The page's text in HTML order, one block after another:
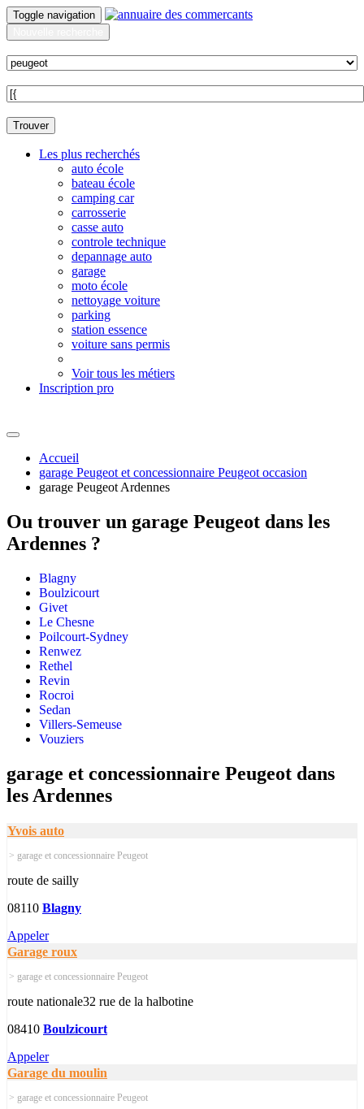
Toggle navigation
Trouver
Les plus recherchés
auto école
bateau école
camping car
carrosserie
casse auto
controle technique
depannage auto
garage
moto école
nettoyage voiture
parking
station essence
voiture sans permis
Voir tous les métiers
Inscription pro
Accueil
garage Peugeot et concessionnaire Peugeot occasion
garage Peugeot Ardennes
Ou trouver un garage Peugeot dans les
Ardennes ?
Blagny
Boulzicourt
Givet
Le Chesne
Poilcourt-Sydney
Renwez
Rethel
Revin
Rocroi
Sedan
Villers-Semeuse
Vouziers
garage et concessionnaire Peugeot dans
les Ardennes
Yvois auto
> garage et concessionnaire Peugeot
route de sailly
08110 Blagny
Appeler
Garage roux
> garage et concessionnaire Peugeot
route nationale32 rue de la halbotine
08410 Boulzicourt
Appeler
Garage du moulin
> garage et concessionnaire Peugeot